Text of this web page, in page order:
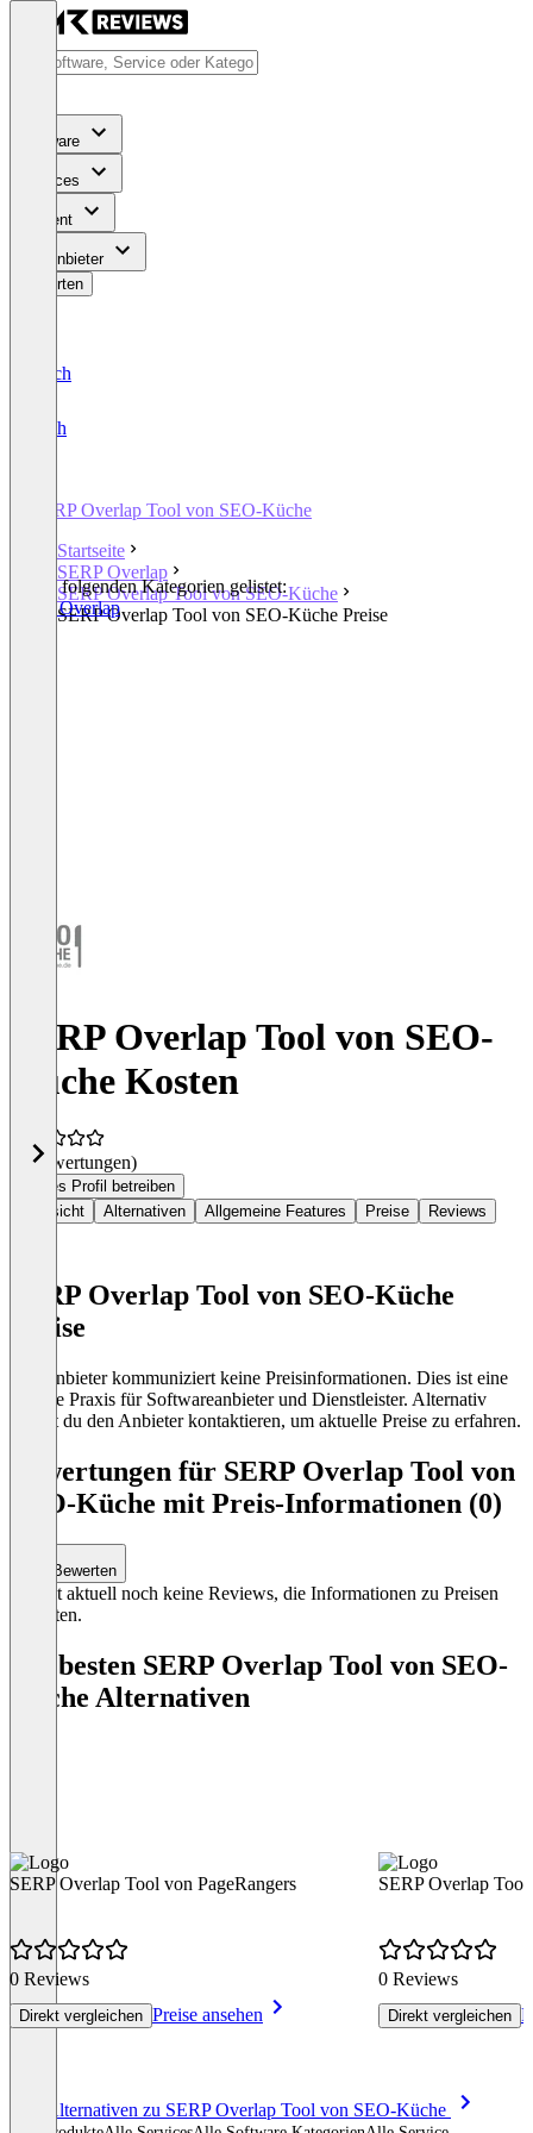
Software
Services
Content
Für Anbieter
Bewerten
Deutsch
English
SERP Overlap Tool von SEO-Küche
Startseite
SERP Overlap
SERP Overlap Tool von SEO-Küche
SERP Overlap Tool von SEO-Küche Preise
In den folgenden Kategorien gelistet:
SERP Overlap
SERP Overlap Tool von SEO-
Küche Kosten
(0 Bewertungen)
Dieses Profil betreiben
Übersicht
Alternativen Allgemeine Features Preise Reviews
SERP Overlap Tool von SEO-Küche
Preise
Der Anbieter kommuniziert keine Preisinformationen. Dies ist eine
übliche Praxis für Softwareanbieter und Dienstleister. Alternativ
kannst du den Anbieter kontaktieren, um aktuelle Preise zu erfahren.
Bewertungen für SERP Overlap Tool von
SEO-Küche mit Preis-Informationen (0)
Bewerten
Es gibt aktuell noch keine Reviews, die Informationen zu Preisen
enthalten.
Die besten SERP Overlap Tool von SEO-
Küche Alternativen
SERP Overlap Tool von PageRangers
0 Reviews
Direkt vergleichen Preise ansehen
SERP Overlap
0 Reviews
Direkt vergleichen
Alle Alternativen zu SERP Overlap Tool von SEO-Küche